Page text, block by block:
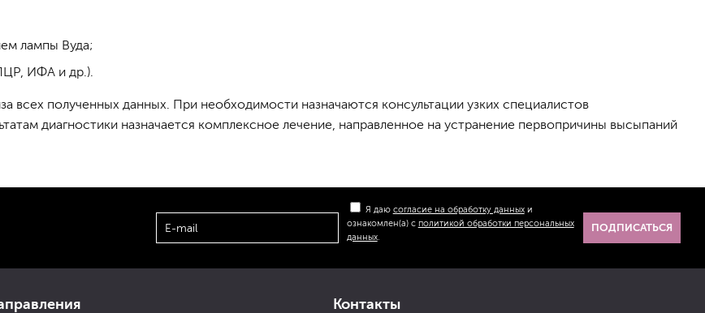
лампы Вуда;
ИФА и др.).
всех полученных данных. При необходимости назначаются консультации узких специалистов
диагностики назначается комплексное лечение, направленное на устранение первопричины высыпаний
Контакты
Я даю согласие на обработку данныхи
ознакомлен(а) с политикой обработки персональных
данных.
ПОДПИСАТЬСЯ